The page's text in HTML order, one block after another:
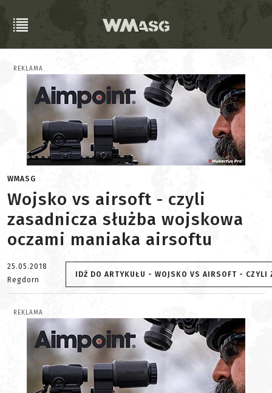
REKLAMA
WMASG
Wojsko vs airsoft - czyli
zasadnicza służba wojskowa
oczami maniaka airsoftu
25.05.2018
Regdorn
IDŹ DO ARTYKUŁU - WOJSKO VS AIRSOFT -
REKLAMA